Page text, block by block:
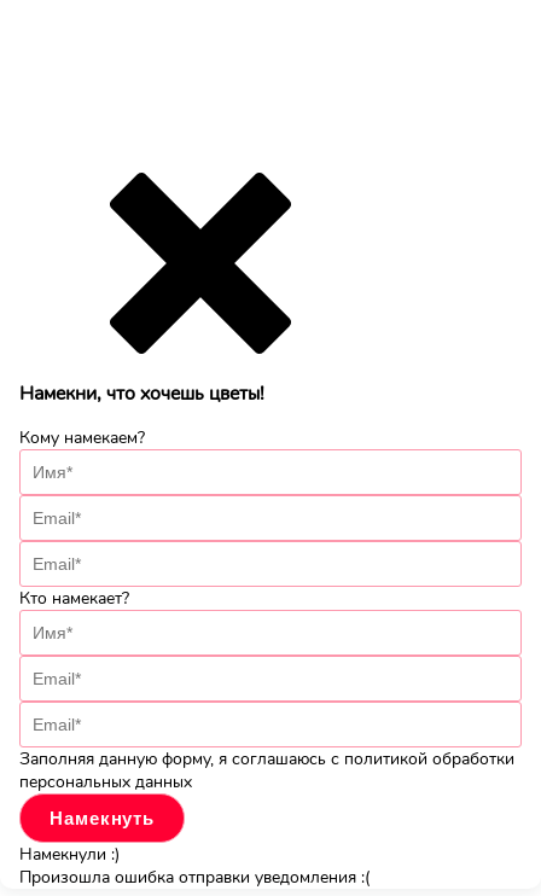
Намекни, что хочешь цветы!
Кому намекаем?
Кто намекает?
Заполняя данную форму, я соглашаюсь с политикой обработки
персональных данных
Намекнули :)
Произошла ошибка отправки уведомления :(